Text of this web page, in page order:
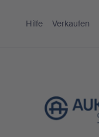
Hilfe Verkaufen